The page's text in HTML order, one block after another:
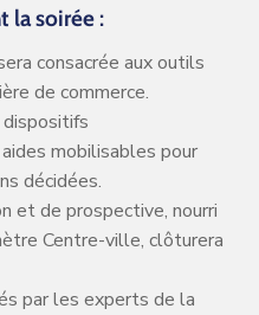
la soirée :
consacrée aux outils
de commerce.
mobilisables pour
décidées.
et de prospective, nourri
Centre-ville, clôturera
par les experts de la